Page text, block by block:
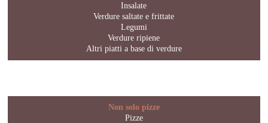
Insalate
Verdure saltate e frittate
Legumi
Verdure ripiene
Altri piatti a base di verdure
Non solo pizze
Pizze